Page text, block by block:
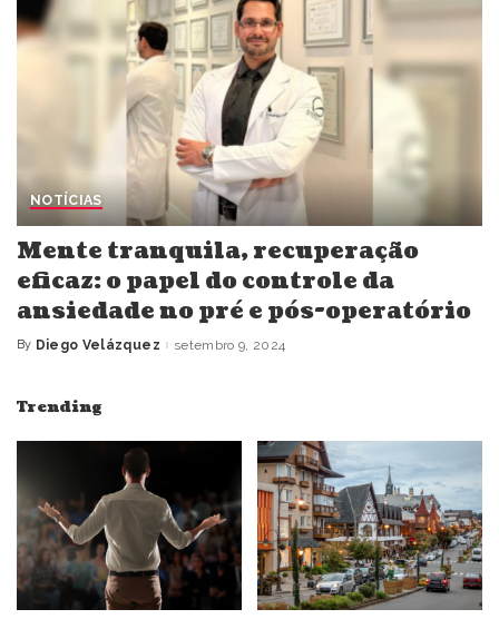
NOTÍCIAS
Mente tranquila, recuperação
eficaz: o papel do controle da
ansiedade no pré e pós-operatório
Posted
By Diego Velázquez setembro 9, 2024
Trending